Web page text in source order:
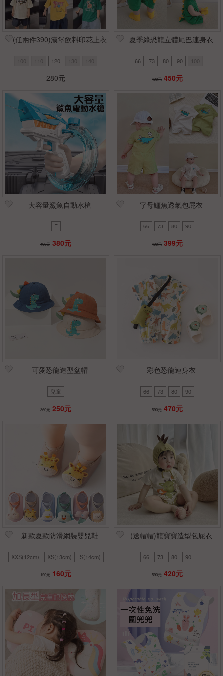
(任兩件390)漢堡飲料印花上衣
120 140
280元
夏季綠恐龍立體尾巴連身衣
66 73 80 90
490元 450元
大容量鯊魚自動水槍
F
490元 380元
字母鱷魚透氣包屁衣
66 73 80 90
490元 399元
可愛恐龍造型盆帽
兒童
360元 250元
彩色恐龍連身衣
66 73 80 90
590元 470元
新款夏款防滑網裝嬰兒鞋
XXS(12cm) XS(13cm) S(14cm)
190元 160元
(送帽帽)龍寶寶造型包屁衣
66 73 80 90
590元 420元